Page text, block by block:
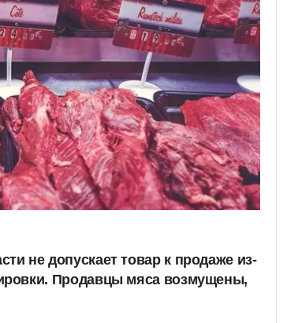
не допускает товар к продаже из-
Продавцы мяса возмущены,